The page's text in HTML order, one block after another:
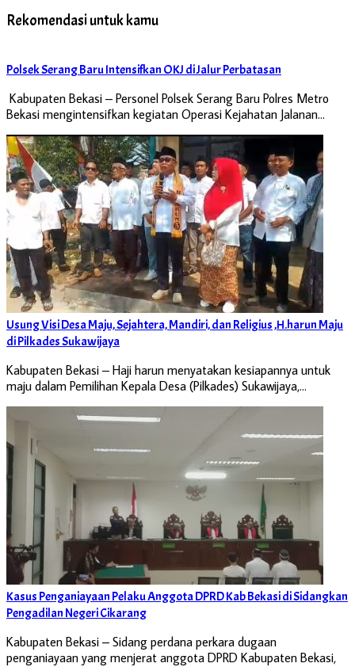
Rekomendasi untuk kamu
Polsek Serang Baru Intensifkan OKJ di Jalur Perbatasan
Kabupaten Bekasi – Personel Polsek Serang Baru Polres Metro
Bekasi mengintensifkan kegiatan Operasi Kejahatan Jalanan…
Usung Visi Desa Maju, Sejahtera, Mandiri, dan Religius ,H.harun Maju
di Pilkades Sukawijaya
Kabupaten Bekasi – Haji harun menyatakan kesiapannya untuk
maju dalam Pemilihan Kepala Desa (Pilkades) Sukawijaya,…
Kasus Penganiayaan Pelaku Anggota DPRD Kab Bekasi di Sidangkan
Pengadilan Negeri Cikarang
Kabupaten Bekasi – Sidang perdana perkara dugaan
penganiayaan yang menjerat anggota DPRD Kabupaten Bekasi,